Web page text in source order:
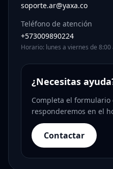
soporte.ar@yaxa.co
Teléfono de atención
+573009890224
Horario: lunes a viernes de 8:00
¿Necesitas
Completa el formulario
responderemos en el
Contactar